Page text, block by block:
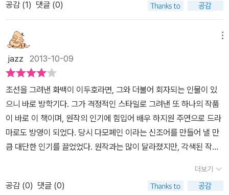
선시대의 성해학으로 이해하고 보면 더욱 책을 재미있게 즐길수 있을
것이다.
공감 (1) 댓글 (0)
jazz 2013-10-09
조선을 그려낸 화백이 이두호라면, 그와 더불어 회자되는 인물이 있
으니 바로 방학기다. 그가 격정적인 스타일로 그려낸 또 하나의 작품
이 바로 이 책이며, 원작의 인기에 힘입어 배우 하지원 주연으로 드라
마로도 방영이 되었다. 당시 다모폐인 이라는 신조어를 만들어 낼 만
큼 대단한 인기를 끌었었다. 원작과는 많이 달라졌지만, 각색된 작품
것 같다. 아뭏든 끝이 해피 엔딩이 아니라서 많이 아쉽지만 재미있게
본 드라마요. 만화였다.
더보기
공감 (0) 댓글 (0)